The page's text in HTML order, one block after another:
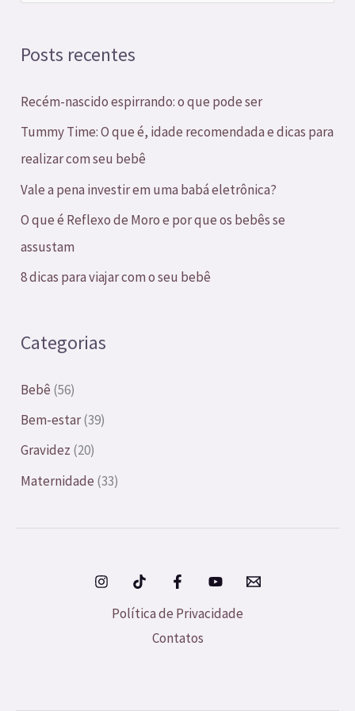
u
i
p
o
r
Posts recentes
Recém-nascido espirrando: o que pode ser
Tummy Time: O que é, idade recomendada e dicas para
realizar com seu bebê
Vale a pena investir em uma babá eletrônica?
O que é Reflexo de Moro e por que os bebês se
assustam
8 dicas para viajar com o seu bebê
Categorias
Bebê (56)
Bem-estar(39)
Gravidez (20)
Maternidade (33)
Política de Privacidade
Contatos